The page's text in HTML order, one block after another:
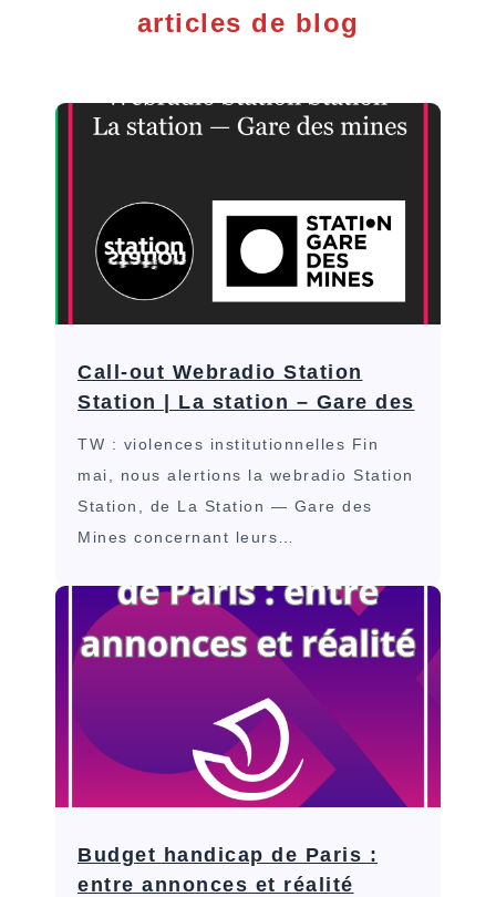
articles de blog
Call-out Webradio Station
Station | La station – Gare des
TW : violences institutionnelles Fin
mai, nous alertions la webradio Station
Station, de La Station — Gare des
Mines concernant leurs…
Budget handicap de Paris :
entre annonces et réalité